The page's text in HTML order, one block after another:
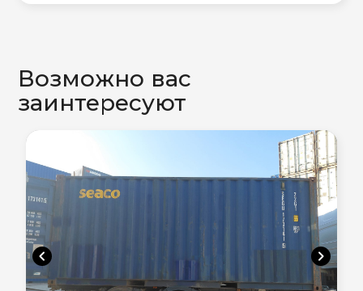
Возможно вас
заинтересуют
chevron_left chevron_right